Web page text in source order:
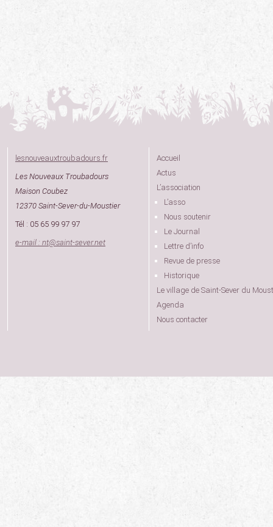
lesnouveauxtroubadours.fr
Les Nouveaux Troubadours
Maison Coubez
12370 Saint-Sever-du-Moustier
Tél : 05 65 99 97 97
e-mail : nt@saint-sever.net
Accueil
Actus
L’association
L’asso
Nous soutenir
Le Journal
Lettre d’info
Revue de presse
Historique
Le village de Saint-Sever du
Agenda
Nous contacter